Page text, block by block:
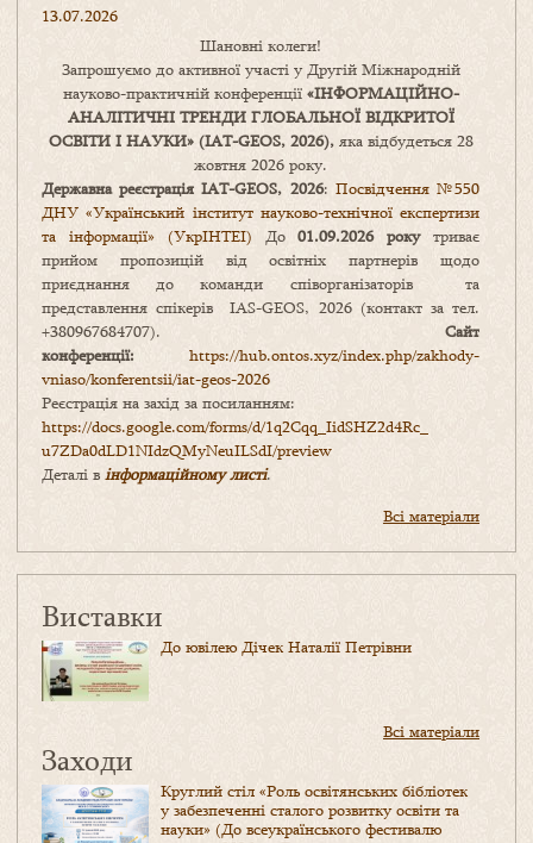
13.07.2026
Шановні колеги!
Запрошуємо до активної участі у Другій Міжнародній
науково-практичній конференції «ІНФОРМАЦІЙНО-
АНАЛІТИЧНІ ТРЕНДИ ГЛОБАЛЬНОЇ ВІДКРИТОЇ
ОСВІТИ І НАУКИ» (IAT-GEOS, 2026),яка відбудеться 28
жовтня 2026 року.
Державна реєстрація IAT-GEOS, 2026: Посвідчення №550
ДНУ «Український інститут науково-технічної експертизи
та інформації» (УкрІНТЕІ) До01.09.2026 рокутриває
прийом пропозицій від освітніх партнерів щодо
приєднання до команди співорганізаторів та
представлення спікерів IAS-GEOS, 2026 (контакт за тел.
+380967684707). Сайт
конференції: https://hub.ontos.xyz/index.php/zakhody-
vniaso/konferentsii/iat-geos-2026
Реєстрація на захід за посиланням:
https://docs.google.com/forms/d/1q2Cqq_IidSHZ2d4Rc_
u7ZDa0dLD1NIdzQMyNeuILSdI/preview
Деталі в інформаційному листі.
Всі матеріали
Виставки
До ювілею Дічек Наталії Петрівни
Всі матеріали
Заходи
Круглий стіл «Роль освітянських бібліотек
у забезпеченні сталого розвитку освіти та
науки» (До всеукраїнського фестивалю